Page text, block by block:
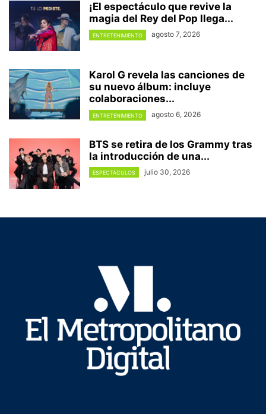
¡El espectáculo que revive la
magia del Rey del Pop llega...
ENTRETENIMIENTO agosto 7, 2026
Karol G revela las canciones de
su nuevo álbum: incluye
colaboraciones...
ENTRETENIMIENTO agosto 6, 2026
BTS se retira de los Grammy tras
la introducción de una...
ESPECTÁCULOS julio 30, 2026